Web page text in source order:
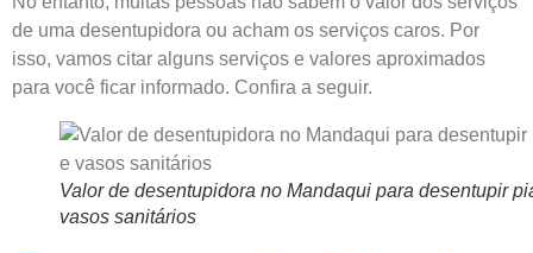
de uma desentupidora ou acham os serviços caros. Por
isso, vamos citar alguns serviços e valores aproximados
para você ficar informado. Confira a seguir.
Valor de desentupidora no Mandaqui para desentupir
vasos sanitários